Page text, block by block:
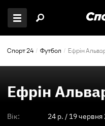
Спорт 24 Футбол Ефрін
Ефрін
Вік: 24 p. / 19 червня